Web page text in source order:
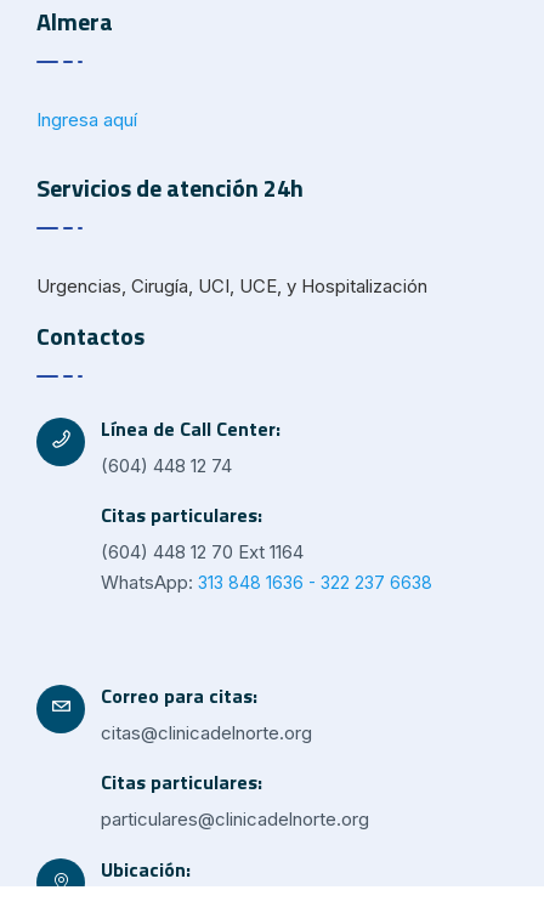
Almera
Ingresa aquí
Servicios de atención 24h
Urgencias, Cirugía, UCI, UCE, y Hospitalización
Contactos
Línea de Call Center:
(604) 448 12 74
Citas particulares:
(604) 448 12 70 Ext 1164
WhatsApp: 313 848 1636 - 322 237 6638
Correo para citas:
citas@clinicadelnorte.org
Citas particulares:
particulares@clinicadelnorte.org
Ubicación: